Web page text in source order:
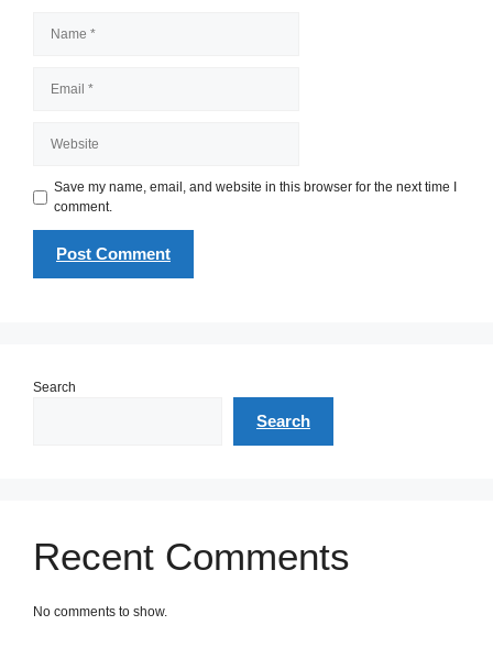
Save my name, email, and website in this browser for the next time I
comment.
Search
Search
Recent Comments
No comments to show.